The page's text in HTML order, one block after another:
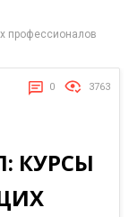
профессионалов
0 3763
КУРСЫ